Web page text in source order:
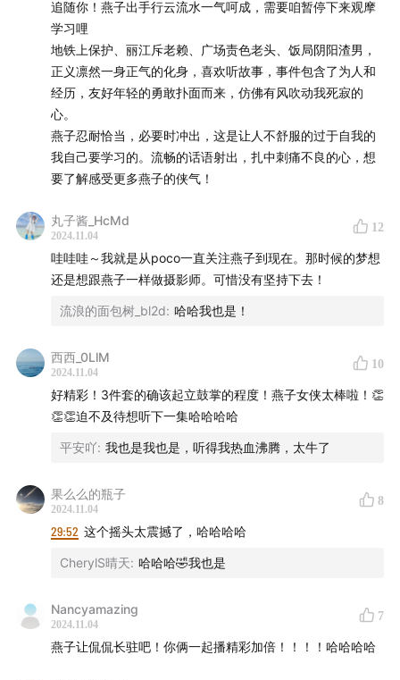
：@燕子photo
小红书：@燕子photo
追随你！燕子出手行云流水一气呵成，需要咱暂停下来观摩
学习哩
地铁上保护、丽江斥老赖、广场责色老头、饭局阴阳渣男，
正义凛然一身正气的化身，喜欢听故事，事件包含了为人和
经历，友好年轻的勇敢扑面而来，仿佛有风吹动我死寂的
心。
燕子忍耐恰当，必要时冲出，这是让人不舒服的过于自我的
我自己要学习的。流畅的话语射出，扎中刺痛不良的心，想
要了解感受更多燕子的侠气！
丸子酱_HcMd
2024.11.04
12
哇哇哇～我就是从poco一直关注燕子到现在。那时候的梦想
还是想跟燕子一样做摄影师。可惜没有坚持下去！
流浪的面包树_bl2d: 哈哈我也是！
西西_0LlM
2024.11.04
10
好精彩！3件套的确该起立鼓掌的程度！燕子女侠太棒啦！👏
👏👏迫不及待想听下一集哈哈哈哈
平安吖: 我也是我也是，听得我热血沸腾，太牛了
果么么的瓶子
2024.11.04
8
29:52 这个摇头太震撼了，哈哈哈哈
CherylS晴天: 哈哈哈🤣我也是
Nancyamazing
2024.11.04
7
燕子让侃侃长驻吧！你俩一起播精彩加倍！！！！哈哈哈哈